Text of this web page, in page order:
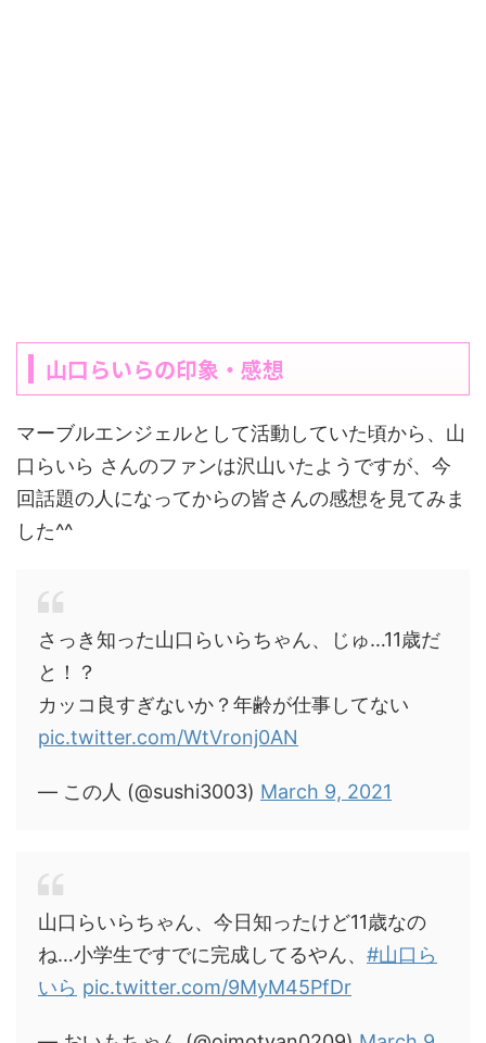
山口らいらの印象・感想
マーブルエンジェルとして活動していた頃から、山
口らいら さんのファンは沢山いたようですが、今
回話題の人になってからの皆さんの感想を見てみま
した^^
さっき知った山口らいらちゃん、じゅ…11歳だ
と！？
カッコ良すぎないか？年齢が仕事してない
pic.twitter.com/WtVronj0AN
— この人 (@sushi3003) March 9, 2021
山口らいらちゃん、今日知ったけど11歳なの
ね…小学生ですでに完成してるやん、 #山口ら
いら pic.twitter.com/9MyM45PfDr